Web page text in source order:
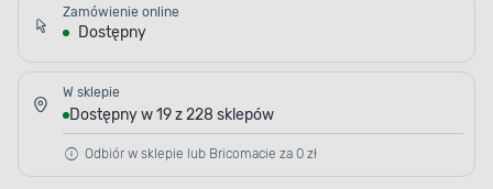
Zamówienie online
Dostępny
W sklepie
Dostępny w 19 z 228 sklepów
Odbiór w sklepie lub Bricomacie za 0 zł